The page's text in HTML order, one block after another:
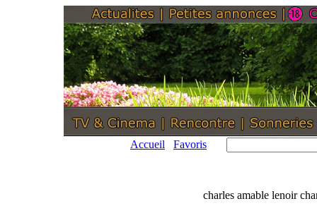
Accueil Favoris
charles amable lenoir